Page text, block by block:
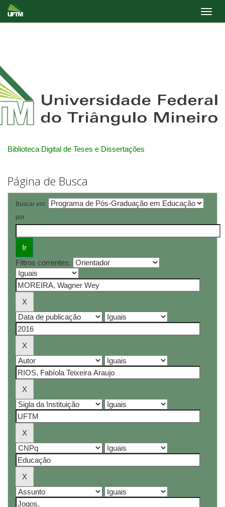
Biblioteca Digital de Teses e Dissertações
Página de Busca
Buscar em:
por
Filtros correntes: